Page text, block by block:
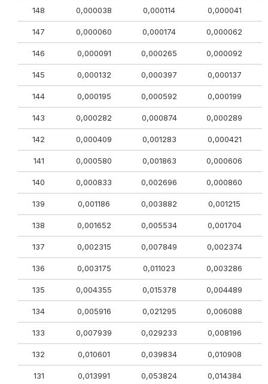
148 0,000038 0,000114 0,000041
147 0,000060 0,000174 0,000062
146 0,000091 0,000265 0,000092
145 0,000132 0,000397 0,000137
144 0,000195 0,000592 0,000199
143 0,000282 0,000874 0,000289
142 0,000409 0,001283 0,000421
141 0,000580 0,001863 0,000606
140 0,000833 0,002696 0,000860
139 0,001186 0,003882 0,001215
138 0,001652 0,005534 0,001704
137 0,002315 0,007849 0,002374
136 0,003175 0,011023 0,003286
135 0,004355 0,015378 0,004489
134 0,005916 0,021295 0,006088
133 0,007939 0,029233 0,008196
132 0,010601 0,039834 0,010908
131 0,013991 0,053824 0,014384